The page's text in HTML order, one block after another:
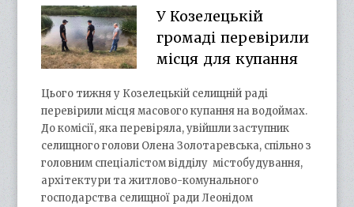
У Козелецькій
громаді перевірили
місця для купання
Цього тижня у Козелецькій селищній раді
перевірили місця масового купання на водоймах.
До комісії, яка перевіряла, увійшли заступник
селищного голови Олена Золотаревська, спільно з
головним спеціалістом відділу містобудування,
архітектури та житлово-комунального
господарства селищної ради Леонідом